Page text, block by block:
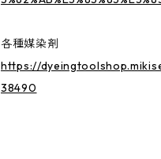
各種媒染剤
https://
38490